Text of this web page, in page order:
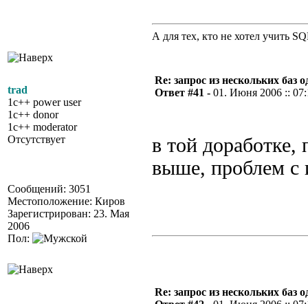
А для тех, кто не хотел учить
trad
1c++ power user
1c++ donor
1c++ moderator
Отсутствует
Сообщений: 3051
Местоположение: Киров
Зарегистрирован: 23. Мая
2006
Пол:
Re: запрос из нескольких баз
Ответ #41 - 01. Июня 2006 ::
в той доработке,
выше, проблем с
Re: запрос из нескольких баз